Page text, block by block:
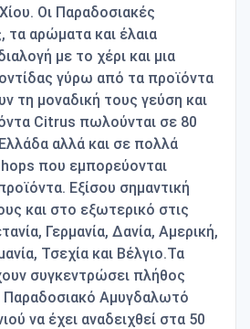
Οι Παραδοσιακές
τα αρώματα και έλαια
με το χέρι και μια
γύρω από τα προϊόντα
τη μοναδική τους γεύση και
Citrus πωλούνται σε 80
αλλά και σε πολλά
που εμπορεύονται
Εξίσου σημαντική
και στο εξωτερικό στις
Γερμανία, Δανία, Αμερική,
Τσεχία και Βέλγιο.Τα
συγκεντρώσει πλήθος
Αμυγδαλωτό
να έχει αναδειχθεί στα 50